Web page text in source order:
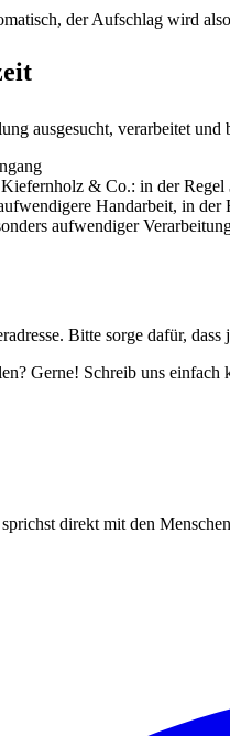
der Aufschlag wird
ausgesucht, verarbeitet
& Co.: in der Regel
Handarbeit, in der
aufwendiger
Bitte sorge dafür,
Gerne! Schreib uns
direkt mit den